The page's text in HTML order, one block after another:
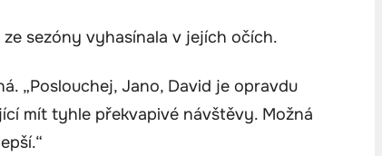
sezóny vyhasínala v jejích očích.
„Poslouchej, Jano, David je opravdu
mít tyhle překvapivé návštěvy. Možná